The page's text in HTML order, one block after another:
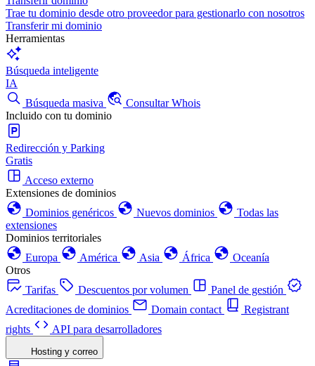
Trae tu dominio desde otro proveedor para gestionarlo con nosotros
Transferir mi dominio
Herramientas
Búsqueda inteligente
IA
Búsqueda masiva
Consultar Whois
Incluido con tu dominio
Redirección y Parking
Gratis
Acceso externo
Extensiones de dominios
Dominios genéricos
Nuevos dominios
Todas las
extensiones
Dominios territoriales
Europa
América Asia África
Oceanía
Otros
Tarifas
Descuentos por volumen
Panel de gestión
Acreditaciones de dominios
Domain contact
Registrant
rights
API para desarrolladores
Hosting y correo